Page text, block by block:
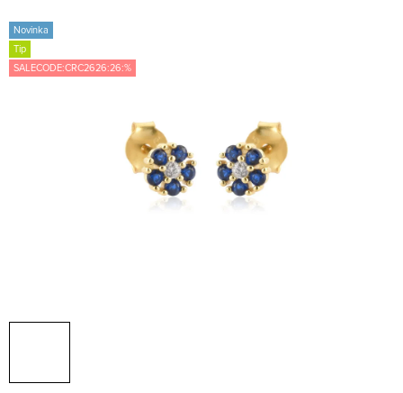
Novinka
Tip
SALECODE:CRC2626:26:%